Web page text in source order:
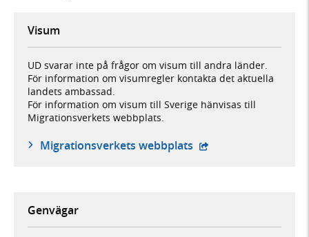
Visum
UD svarar inte på frågor om visum till andra länder.
För information om visumregler kontakta det aktuella
landets ambassad.
För information om visum till Sverige hänvisas till
Migrationsverkets webbplats.
Migrationsverkets webbplats - öppnas i ny flik,
Genvägar